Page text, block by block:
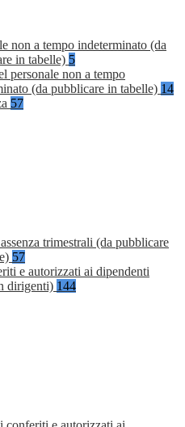
non a tempo indeterminato (da
in tabelle) 5
personale non a tempo
(da pubblicare in tabelle) 14
57
trimestrali (da pubblicare
57
e autorizzati ai dipendenti
dirigenti) 144